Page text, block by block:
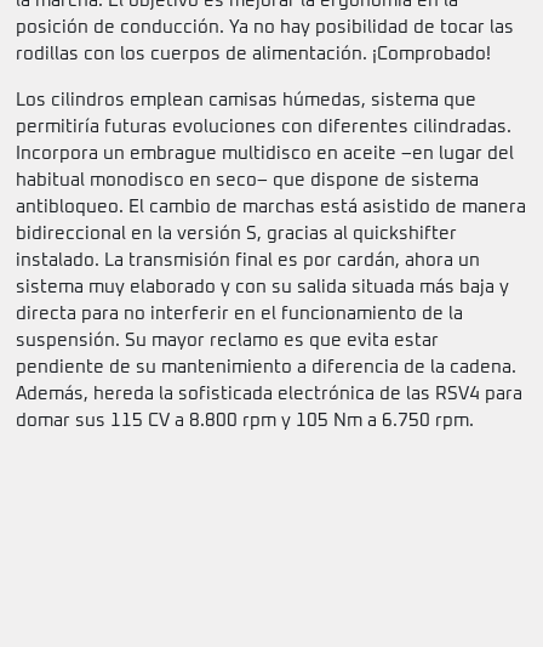
posición de conducción. Ya no hay posibilidad de tocar las
rodillas con los cuerpos de alimentación. ¡Comprobado!
Los cilindros emplean camisas húmedas, sistema que
permitiría futuras evoluciones con diferentes cilindradas.
Incorpora un embrague multidisco en aceite –en lugar del
habitual monodisco en seco– que dispone de sistema
antibloqueo. El cambio de marchas está asistido de manera
bidireccional en la versión S, gracias al quickshifter
instalado. La transmisión final es por cardán, ahora un
sistema muy elaborado y con su salida situada más baja y
directa para no interferir en el funcionamiento de la
suspensión. Su mayor reclamo es que evita estar
pendiente de su mantenimiento a diferencia de la cadena.
Además, hereda la sofisticada electrónica de las RSV4 para
domar sus 115 CV a 8.800 rpm y 105 Nm a 6.750 rpm.